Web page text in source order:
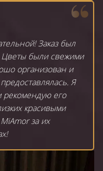
Заказ был
Цветы были свежими
организован и
Я
рекомендую его
красивыми
за их